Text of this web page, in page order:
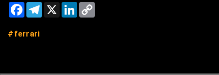
FacebookTelegram
X LinkedIn
ferrari